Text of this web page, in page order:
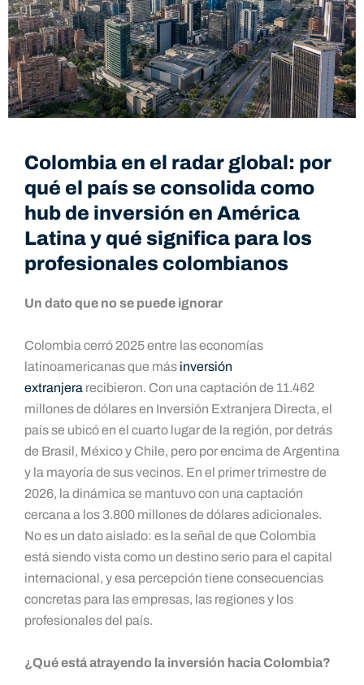
Colombia en el radar global: por
qué el país se consolida como
hub de inversión en América
Latina y qué significa para los
profesionales colombianos
Un dato que no se puede ignorar
Colombia cerró 2025 entre las economías
latinoamericanas que más inversión
extranjera recibieron. Con una captación de 11.462
millones de dólares en Inversión Extranjera Directa, el
país se ubicó en el cuarto lugar de la región, por detrás
de Brasil, México y Chile, pero por encima de Argentina
y la mayoría de sus vecinos. En el primer trimestre de
2026, la dinámica se mantuvo con una captación
cercana a los 3.800 millones de dólares adicionales.
No es un dato aislado: es la señal de que Colombia
está siendo vista como un destino serio para el capital
internacional, y esa percepción tiene consecuencias
concretas para las empresas, las regiones y los
profesionales del país.
¿Qué está atrayendo la inversión hacia Colombia?